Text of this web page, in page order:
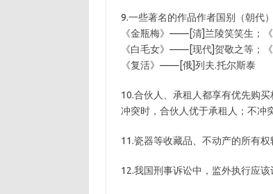
9.一些著名的作品作者国别（朝代）
《金瓶梅》——[清]兰陵笑笑生；
《白毛女》——[现代]贺敬之等；
《复活》——[俄]列夫.托尔斯泰
10.合伙人、承租人都享有优先购买
冲突时，合伙人优于承租人；不冲
11.瓷器等收藏品、不动产的所有权
12.我国刑事诉讼中，监外执行应